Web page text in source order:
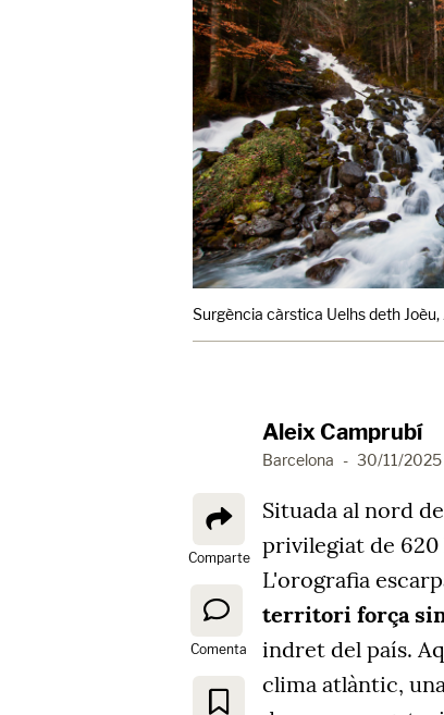
Surgència càrstica Uelhs deth
Aleix Camprubí
Barcelona - 30/11/2025
Comparte
Comenta
Situada al nord de
privilegiat de 620
L'orografia
territori força
indret del país.
clima atlàntic,